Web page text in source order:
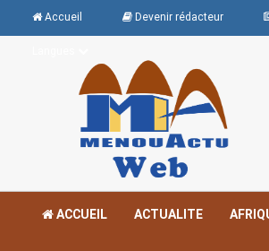
Accueil Devenir rédacteur
ACCUEIL ACTUALITE